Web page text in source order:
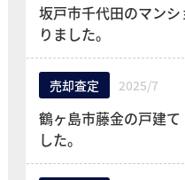
坂戸市千代田のマン
りました。
売却査定 2025/7
鶴ヶ島市藤金の戸建
した。